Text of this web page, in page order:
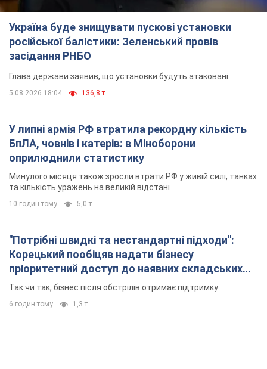
Україна буде знищувати пускові установки
російської балістики: Зеленський провів
засідання РНБО
Глава держави заявив, що установки будуть атаковані
5.08.2026 18:04 136,8 т.
У липні армія РФ втратила рекордну кількість
БпЛА, човнів і катерів: в Міноборони
оприлюднили статистику
Минулого місяця також зросли втрати РФ у живій силі, танках
та кількість уражень на великій відстані
10 годин тому 5,0 т.
"Потрібні швидкі та нестандартні підходи":
Корецький пообіцяв надати бізнесу
пріоритетний доступ до наявних складських
приміщень
Так чи так, бізнес після обстрілів отримає підтримку
6 годин тому 1,3 т.